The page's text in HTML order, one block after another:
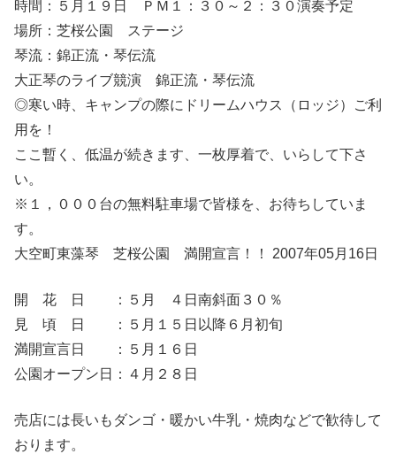
時間：５月１９日 ＰＭ１：３０～２：３０演奏予定
場所：芝桜公園 ステージ
琴流：錦正流・琴伝流
大正琴のライブ競演 錦正流・琴伝流
◎寒い時、キャンプの際にドリームハウス（ロッジ）ご利
用を！
ここ暫く、低温が続きます、一枚厚着で、いらして下さ
い。
※１，０００台の無料駐車場で皆様を、お待ちしていま
す。
大空町東藻琴 芝桜公園 満開宣言！！ 2007年05月16日
開 花 日 ：５月 ４日南斜面３０％
見 頃 日 ：５月１５日以降６月初旬
満開宣言日 ：５月１６日
公園オープン日：４月２８日
売店には長いもダンゴ・暖かい牛乳・焼肉などで歓待して
おります。